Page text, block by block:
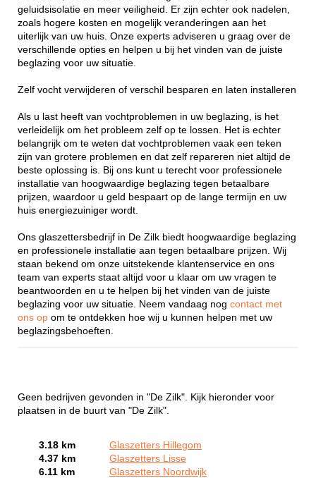
geluidsisolatie en meer veiligheid. Er zijn echter ook nadelen,
zoals hogere kosten en mogelijk veranderingen aan het
uiterlijk van uw huis. Onze experts adviseren u graag over de
verschillende opties en helpen u bij het vinden van de juiste
beglazing voor uw situatie.
Zelf vocht verwijderen of verschil besparen en laten installeren
Als u last heeft van vochtproblemen in uw beglazing, is het
verleidelijk om het probleem zelf op te lossen. Het is echter
belangrijk om te weten dat vochtproblemen vaak een teken
zijn van grotere problemen en dat zelf repareren niet altijd de
beste oplossing is. Bij ons kunt u terecht voor professionele
installatie van hoogwaardige beglazing tegen betaalbare
prijzen, waardoor u geld bespaart op de lange termijn en uw
huis energiezuiniger wordt.
Ons glaszettersbedrijf in De Zilk biedt hoogwaardige beglazing
en professionele installatie aan tegen betaalbare prijzen. Wij
staan bekend om onze uitstekende klantenservice en ons
team van experts staat altijd voor u klaar om uw vragen te
beantwoorden en u te helpen bij het vinden van de juiste
beglazing voor uw situatie. Neem vandaag nog contact met
ons op om te ontdekken hoe wij u kunnen helpen met uw
beglazingsbehoeften.
Geen bedrijven gevonden in "De Zilk". Kijk hieronder voor
plaatsen in de buurt van "De Zilk".
3.18 km
Glaszetters Hillegom
4.37 km
Glaszetters Lisse
6.11 km
Glaszetters Noordwijk